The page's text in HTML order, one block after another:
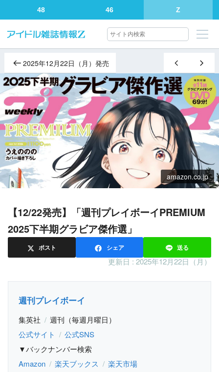
48 46 Z
2025年12月22日（月）発売
amazon.co.jp
【12/22発売】「週刊プレイボーイPREMIUM
2025下半期グラビア傑作選」
ポスト シェア 送る
更新日 : 2025年12月22日（月）
週刊プレイボーイ
集英社
週刊（毎週月曜日）
公式サイト
公式SNS
▼バックナンバー検索
Amazon
楽天ブックス 楽天市場